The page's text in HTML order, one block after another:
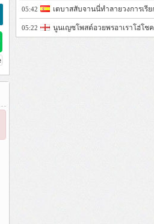
05:42 เตบาสสับจานนี่ทำลายวงการเรีย
05:22 นูนเญซโพสต์อวยพรอาเราโฮ่โช